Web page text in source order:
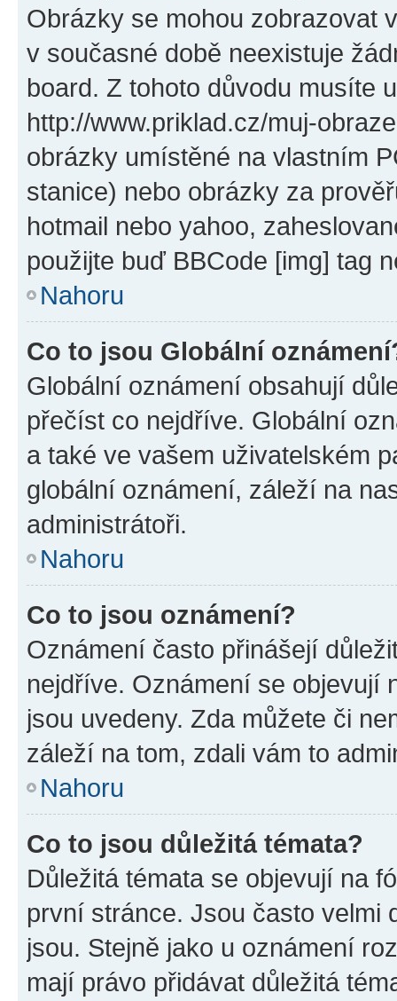
Obrázky se mohou zobrazovat
v současné době neexistuje
board. Z tohoto důvodu musíte
http://www.priklad.cz/muj-
obrázky umístěné na vlastním
stanice) nebo obrázky za
hotmail nebo yahoo,
použijte buď BBCode [img] tag
Nahoru
Co to jsou Globální
Globální oznámení obsahují
přečíst co nejdříve. Globální
a také ve vašem uživatelském
globální oznámení, záleží na
administrátoři.
Nahoru
Co to jsou oznámení?
Oznámení často přinášejí
nejdříve. Oznámení se objevují
jsou uvedeny. Zda můžete či
záleží na tom, zdali vám to
Nahoru
Co to jsou důležitá témata?
Důležitá témata se objevují na
první stránce. Jsou často velmi
jsou. Stejně jako u oznámení
mají právo přidávat důležitá